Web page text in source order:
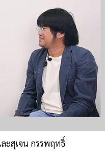
ะสุเจน กรรพฤทธิ์